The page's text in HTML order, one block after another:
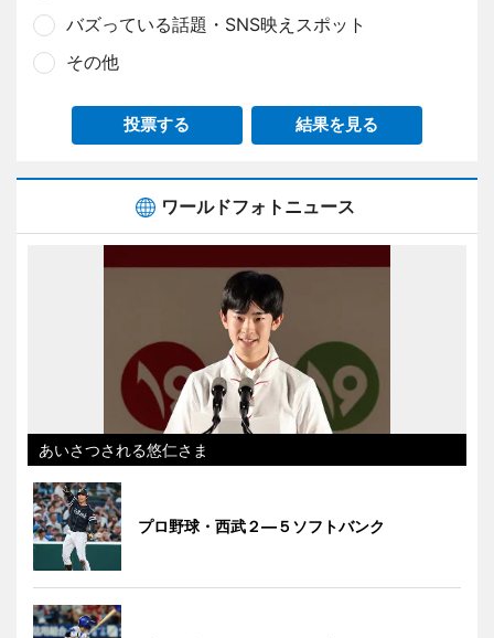
バズっている話題・SNS映えスポット
その他
投票する 結果を見る
ワールドフォトニュース
あいさつされる悠仁さま
プロ野球・西武２―５ソフトバンク